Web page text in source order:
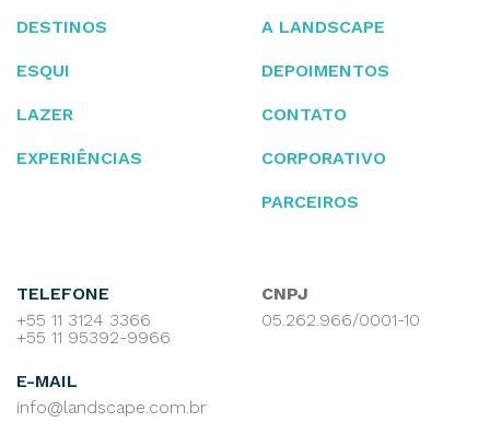
DESTINOS
ESQUI
LAZER
EXPERIÊNCIAS
A LANDSCAPE
DEPOIMENTOS
CONTATO
CORPORATIVO
PARCEIROS
TELEFONE
+55 11 3124 3366
+55 11 95392-9966
E-MAIL
info@landscape.com.br
CNPJ
05.262.966/0001-10